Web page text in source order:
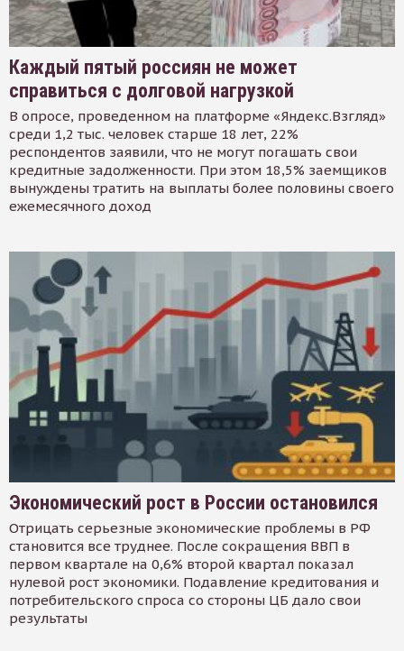
Каждый пятый россиян не может
справиться с долговой нагрузкой
В опросе, проведенном на платформе «Яндекс.Взгляд»
среди 1,2 тыс. человек старше 18 лет, 22%
респондентов заявили, что не могут погашать свои
кредитные задолженности. При этом 18,5% заемщиков
вынуждены тратить на выплаты более половины своего
ежемесячного доход
Экономический рост в России остановился
Отрицать серьезные экономические проблемы в РФ
становится все труднее. После сокращения ВВП в
первом квартале на 0,6% второй квартал показал
нулевой рост экономики. Подавление кредитования и
потребительского спроса со стороны ЦБ дало свои
результаты